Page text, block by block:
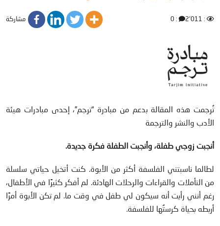
: 2٬011 : 0 مشاركة
تُرجمت هذه المقالة بدعم من مبادرة “ترجم”، إحدى مبادرات هيئة
الأدب والنشر والترجمة
أنجبت زوجي طفلة، وأنجبت الطفلة فكرة جديدة.
لطالما ناسبتني الفلسفة أكثر من الأبوة. كنت أتخيل حياتي سلسلة
من التأملات والقراءات والرحلات الهادئة. لم أفكر كثيرًا في الأطفال،
رغم أنني رأيت أنه سيكون لي طفل في وقت ما. لم تكن الأبوة أمرًا
أربطه بحياة كرستُها للفلسفة.